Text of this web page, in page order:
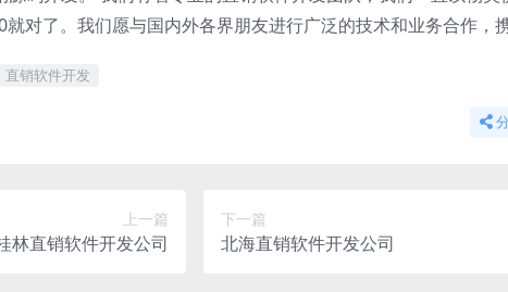
对了。我们愿与国内外各界朋友进行广泛的技术和业务合作，
直销软件开发
上一篇
林直销软件开发公司
下一篇
北海直销软件开发公司